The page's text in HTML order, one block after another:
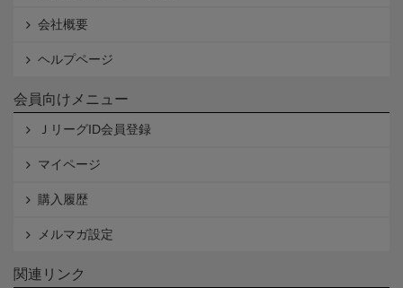
会社概要
ヘルプページ
会員向けメニュー
ＪリーグID会員登録
マイページ
購入履歴
メルマガ設定
関連リンク